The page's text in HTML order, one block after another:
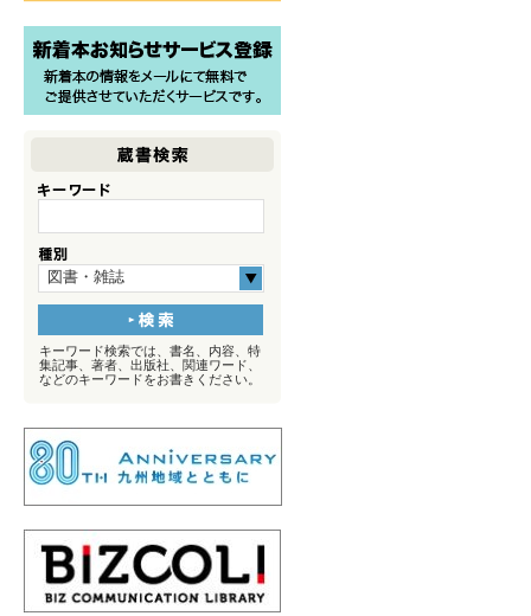
図書・雑誌
キーワード検索では、書名、内容、特
集記事、著者、出版社、関連ワード、
などのキーワードをお書きください。